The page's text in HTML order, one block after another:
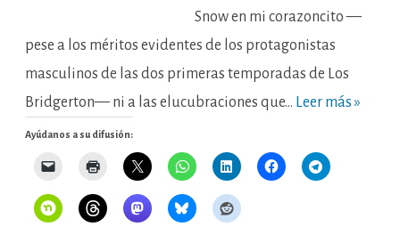
Snow en mi corazoncito —
pese a los méritos evidentes de los protagonistas
masculinos de las dos primeras temporadas de Los
Bridgerton— ni a las elucubraciones que… Leer más »
Ayúdanos a su difusión: